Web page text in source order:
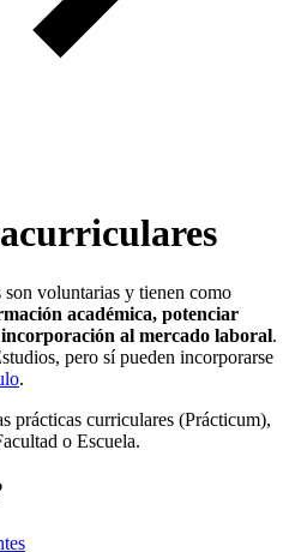
voluntarias y tienen como
académica, potenciar
al mercado laboral.
pero sí pueden incorporarse
.
prácticas curriculares (Prácticum),
o Escuela.